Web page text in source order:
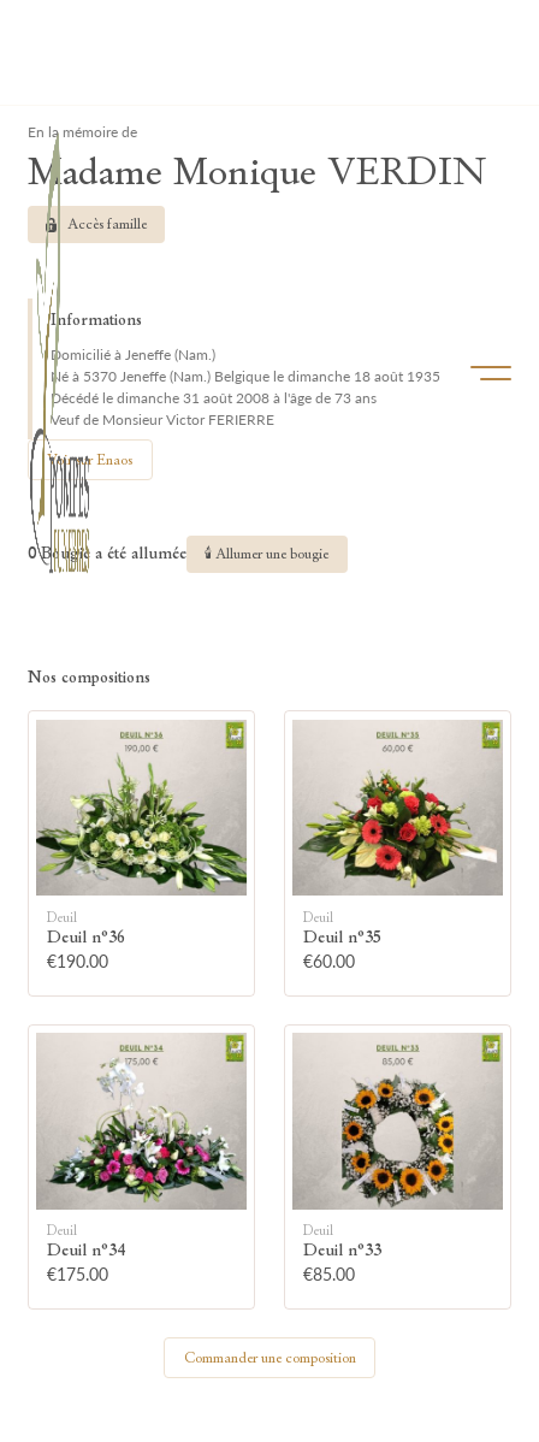
Ouvrir/
En la mémoire de
Madame Monique VERDIN
Accès famille
Informations
Domicilié à Jeneffe (Nam.)
Né à 5370 Jeneffe (Nam.) Belgique le dimanche 18 août 1935
Décédé le dimanche 31 août 2008 à l'âge de 73 ans
Veuf de Monsieur Victor FERIERRE
Voir sur Enaos
0 Bougie a été allumée 🕯 Allumer une bougie
Allumez une bougie
Montrez votre soutien à la famille en
allumant symboliquement une bougie.
Votre prénom
Nos compositions
Deuil
Deuil n°36
€190.00
Deuil
Deuil n°35
€60.00
Deuil
Deuil n°34
€175.00
Deuil
Deuil n°33
€85.00
Commander une composition